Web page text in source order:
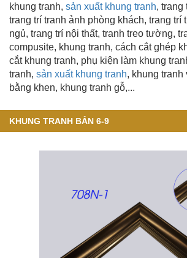
khung tranh, sản xuất khung tranh, trang
trang trí tranh ảnh phòng khách, trang trí
ngủ, trang trí nội thất, tranh treo tường,
compusite, khung tranh, cách cắt ghép
cắt khung tranh, phụ kiện làm khung
tranh, sản xuất khung tranh, khung tranh
bằng khen, khung tranh gỗ,...
KHUNG TRANH BẢN 6-9